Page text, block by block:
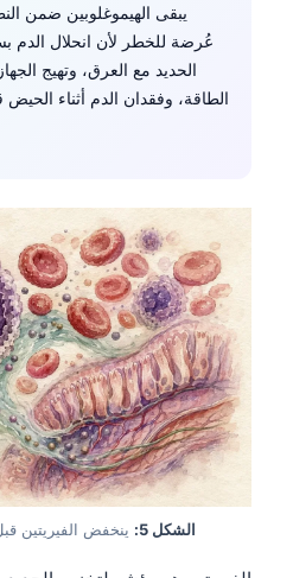
يبقى الهيموغلوبين ضمن
عُرضة للخطر لأن انحلال الدم
الحديد مع العرق، وتهيج
الطاقة، وفقدان الدم أثناء
الشكل 5:
ينخفض الفيريتين